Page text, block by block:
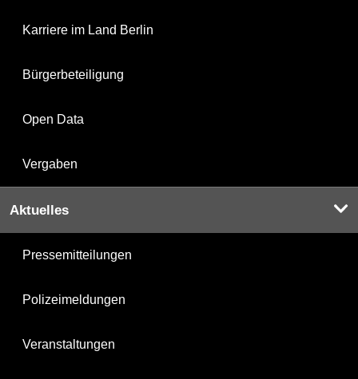
Karriere im Land Berlin
Bürgerbeteiligung
Open Data
Vergaben
Aktuelles
Pressemitteilungen
Polizeimeldungen
Veranstaltungen